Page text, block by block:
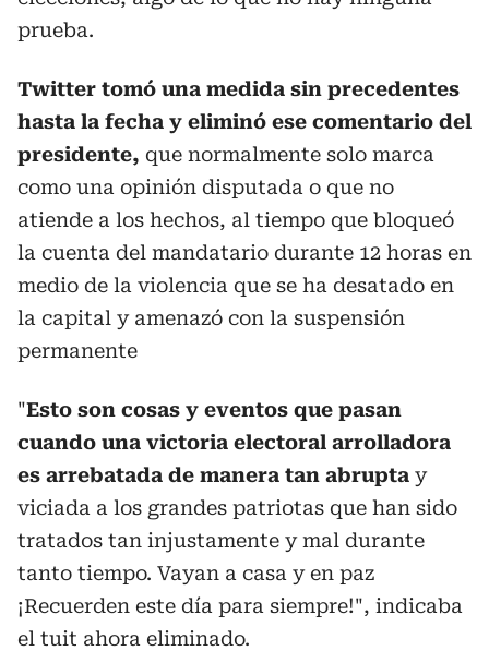
prueba.
Twitter tomó una medida sin precedentes
hasta la fecha y eliminó ese comentario del
presidente, que normalmente solo marca
como una opinión disputada o que no
atiende a los hechos, al tiempo que bloqueó
la cuenta del mandatario durante 12 horas en
medio de la violencia que se ha desatado en
la capital y amenazó con la suspensión
permanente
"Esto son cosas y eventos que pasan
cuando una victoria electoral arrolladora
es arrebatada de manera tan abrupta y
viciada a los grandes patriotas que han sido
tratados tan injustamente y mal durante
tanto tiempo. Vayan a casa y en paz
¡Recuerden este día para siempre!", indicaba
el tuit ahora eliminado.